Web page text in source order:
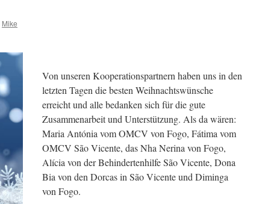
Mike
Von unseren Kooperationspartnern haben uns in den
letzten Tagen die besten Weihnachtswünsche
erreicht und alle bedanken sich für die gute
Zusammenarbeit und Unterstützung. Als da wären:
Maria Antónia vom OMCV von Fogo, Fátima vom
OMCV São Vicente, das Nha Nerina von Fogo,
Alícia von der Behindertenhilfe São Vicente, Dona
Bia von den Dorcas in São Vicente und Diminga
von Fogo.